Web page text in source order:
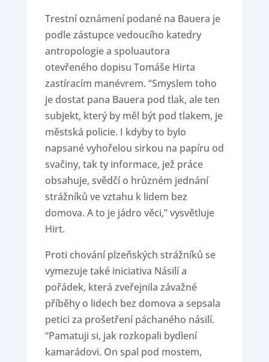
Trestní oznámení podané na Bauera je
podle zástupce vedoucího katedry
antropologie a spoluautora
otevřeného dopisu Tomáše Hirta
zastíracím manévrem. “Smyslem toho
je dostat pana Bauera pod tlak, ale ten
subjekt, který by měl být pod tlakem, je
městská policie. I kdyby to bylo
napsané vyhořelou sirkou na papíru od
svačiny, tak ty informace, jež práce
obsahuje, svědčí o hrůzném jednání
strážníků ve vztahu k lidem bez
domova. A to je jádro věci,” vysvětluje
Hirt.
Proti chování plzeňských strážníků se
vymezuje také iniciativa Násilí a
pořádek, která zveřejnila závažné
příběhy o lidech bez domova a sepsala
petici za prošetření páchaného násilí.
“Pamatuji si, jak rozkopali bydlení
kamarádovi. On spal pod mostem,